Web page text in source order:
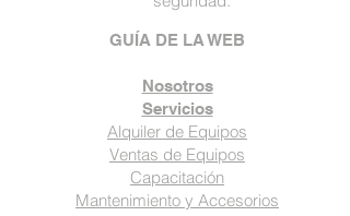
GUÍA DE LA WEB
Nosotros
Servicios
Alquiler de Equipos
Ventas de Equipos
Capacitación
Mantenimiento y Accesorios